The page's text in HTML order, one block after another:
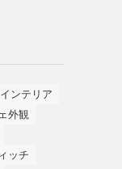
インテリア
外観
ッチ